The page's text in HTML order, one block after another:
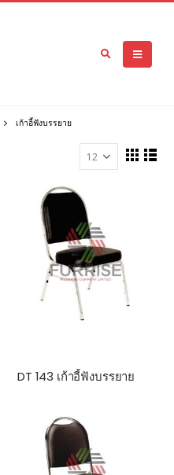
เก้าอี้ฟังบรรยาย
DT 143 เก้าอี้ฟังบรรยาย